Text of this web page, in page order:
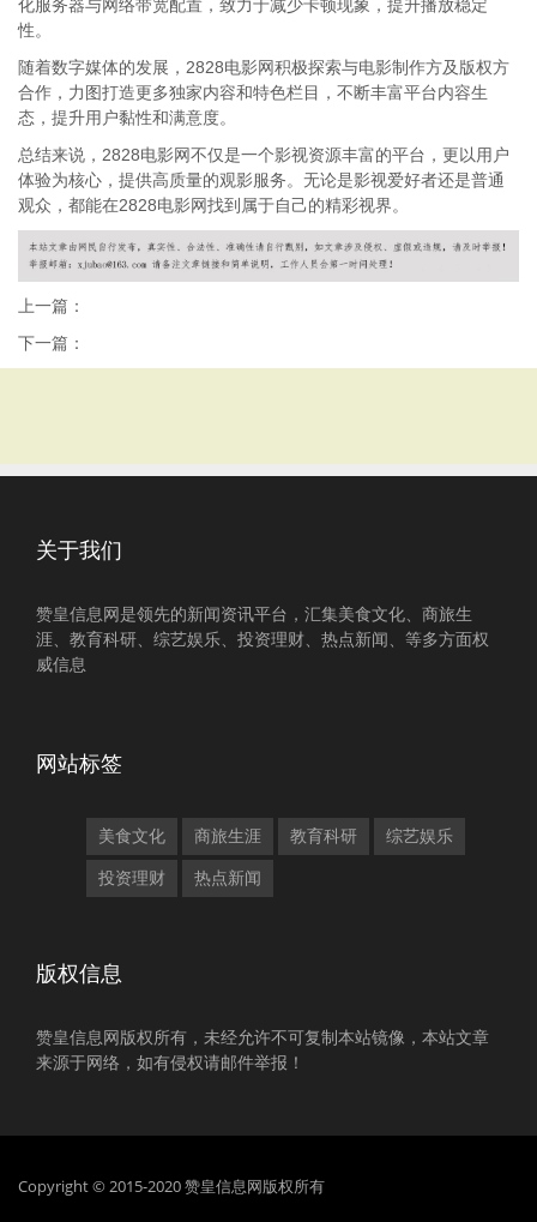
化服务器与网络带宽配置，致力于减少卡顿现象，提升播放稳定
性。
随着数字媒体的发展，2828电影网积极探索与电影制作方及版权方
合作，力图打造更多独家内容和特色栏目，不断丰富平台内容生
态，提升用户黏性和满意度。
总结来说，2828电影网不仅是一个影视资源丰富的平台，更以用户
体验为核心，提供高质量的观影服务。无论是影视爱好者还是普通
观众，都能在2828电影网找到属于自己的精彩视界。
上一篇：
下一篇：
关于我们
赞皇信息网是领先的新闻资讯平台，汇集美食文化、商旅生
涯、教育科研、综艺娱乐、投资理财、热点新闻、等多方面权
威信息
网站标签
美食文化 商旅生涯 教育科研 综艺娱乐
投资理财 热点新闻
版权信息
赞皇信息网版权所有，未经允许不可复制本站镜像，本站文章
来源于网络，如有侵权请邮件举报！
Copyright © 2015-2020 赞皇信息网版权所有